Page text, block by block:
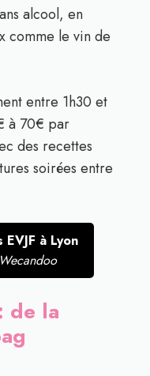
alcool, en
comme le vin de
entre 1h30 et
à 70€ par
des recettes
soirées entre
à Lyon
de la